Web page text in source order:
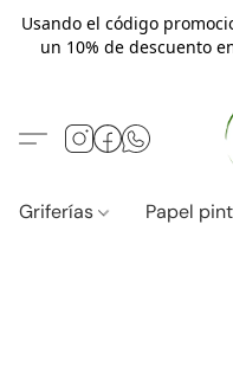
Usando el código
un 10% de descuento
Griferías Papel